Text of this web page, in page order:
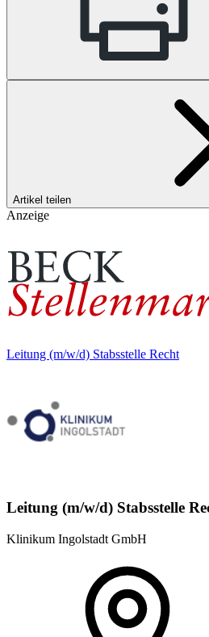
Artikel teilen
Anzeige
Leitung (m/w/d) Stabsstelle Recht
Leitung (m/w/d) Stabsstelle
Klinikum Ingolstadt GmbH